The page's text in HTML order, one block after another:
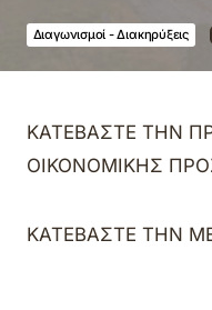
Διαγωνισμοί - Διακηρύξεις
ΚΑΤΕΒΑΣΤΕ ΤΗΝ
ΟΙΚΟΝΟΜΙΚΗΣ
ΚΑΤΕΒΑΣΤΕ ΤΗΝ